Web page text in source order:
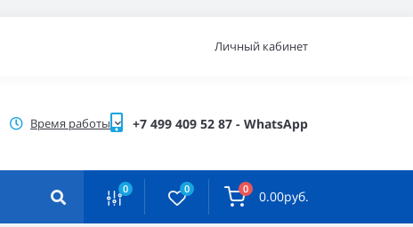
Личный кабинет
Время работы +7 499 409 52 87 - WhatsApp
0 0 0 0.00руб.